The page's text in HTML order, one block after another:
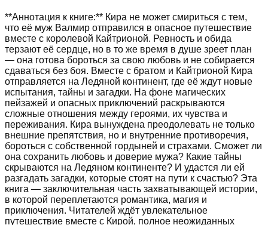
**Аннотация к книге:** Кира не может смириться с тем,
что её муж Валмир отправился в опасное путешествие
вместе с королевой Кайтрионой. Ревность и обида
терзают её сердце, но в то же время в душе зреет план
— она готова бороться за свою любовь и не собирается
сдаваться без боя. Вместе с братом и Кайтрионой Кира
отправляется на Ледяной континент, где её ждут новые
испытания, тайны и загадки. На фоне магических
пейзажей и опасных приключений раскрываются
сложные отношения между героями, их чувства и
переживания. Кира вынуждена преодолевать не только
внешние препятствия, но и внутренние противоречия,
бороться с собственной гордыней и страхами. Сможет ли
она сохранить любовь и доверие мужа? Какие тайны
скрываются на Ледяном континенте? И удастся ли ей
разгадать загадки, которые стоят на пути к счастью? Эта
книга — заключительная часть захватывающей истории,
в которой переплетаются романтика, магия и
приключения. Читателей ждёт увлекательное
путешествие вместе с Кирой, полное неожиданных